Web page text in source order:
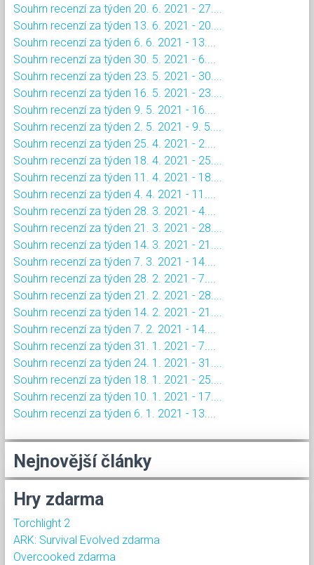
Souhrn recenzí za týden 20. 6. 2021 - 27....
Souhrn recenzí za týden 13. 6. 2021 - 20....
Souhrn recenzí za týden 6. 6. 2021 - 13....
Souhrn recenzí za týden 30. 5. 2021 - 6....
Souhrn recenzí za týden 23. 5. 2021 - 30....
Souhrn recenzí za týden 16. 5. 2021 - 23....
Souhrn recenzí za týden 9. 5. 2021 - 16....
Souhrn recenzí za týden 2. 5. 2021 - 9. 5....
Souhrn recenzí za týden 25. 4. 2021 - 2....
Souhrn recenzí za týden 18. 4. 2021 - 25....
Souhrn recenzí za týden 11. 4. 2021 - 18....
Souhrn recenzí za týden 4. 4. 2021 - 11....
Souhrn recenzí za týden 28. 3. 2021 - 4....
Souhrn recenzí za týden 21. 3. 2021 - 28....
Souhrn recenzí za týden 14. 3. 2021 - 21....
Souhrn recenzí za týden 7. 3. 2021 - 14....
Souhrn recenzí za týden 28. 2. 2021 - 7....
Souhrn recenzí za týden 21. 2. 2021 - 28....
Souhrn recenzí za týden 14. 2. 2021 - 21....
Souhrn recenzí za týden 7. 2. 2021 - 14....
Souhrn recenzí za týden 31. 1. 2021 - 7....
Souhrn recenzí za týden 24. 1. 2021 - 31....
Souhrn recenzí za týden 18. 1. 2021 - 25....
Souhrn recenzí za týden 10. 1. 2021 - 17....
Souhrn recenzí za týden 6. 1. 2021 - 13....
Nejnovější články
Hry zdarma
Torchlight 2
ARK: Survival Evolved zdarma
Overcooked zdarma